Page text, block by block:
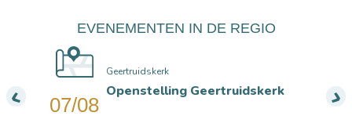
EVENEMENTEN IN DE REGIO
07/08
Geertruidskerk
Openstelling Geertruidskerk